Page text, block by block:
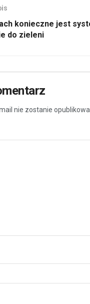
konieczne jest
do zieleni
nie zostanie